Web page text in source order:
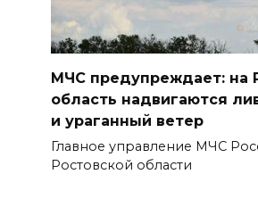
осваивают новые
БОЛЬШЕ
МЧС предупреждает: на
область надвигаются
и ураганный ветер
Главное управление МЧС
Ростовской области